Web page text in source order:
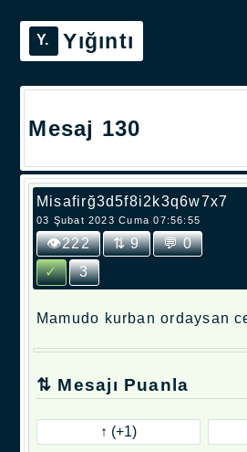
Yığıntı
Mesaj 130
Misafirğ3d5f8i2k3q6w7x7
03 Şubat 2023 Cuma 07:56:55
👁222 ⇅ 9
💬 0
✓
3
Mamudo kurban ordaysan
⇅ Mesajı Puanla